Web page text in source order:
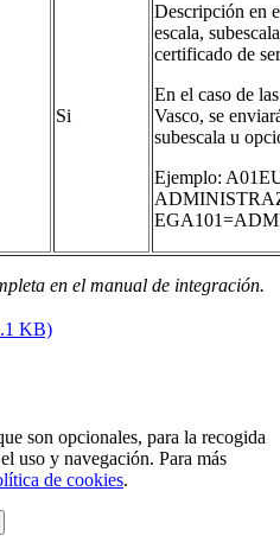
Si
Descripción en
escala,
certificado de
En el caso de
Vasco, se
subescala u
Ejemplo:
en el manual de integración.
KB)
son opcionales, para la recogida
uso y navegación. Para más
de cookies.